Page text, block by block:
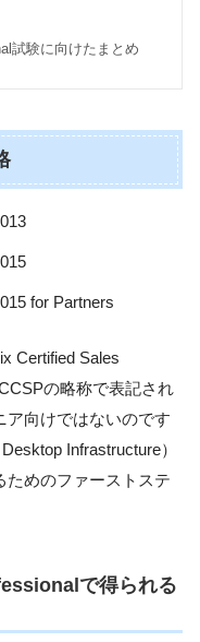
試験に向けたまとめ
for Partners
Certified Sales
の略称で表記され
ア向けではないのです
Infrastructure）
ためのファーストステ
で得られる